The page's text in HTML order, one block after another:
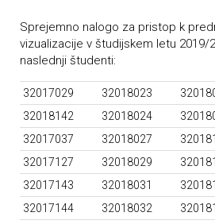
Sprejemno nalogo za pristop k
vizualizacije v študijskem letu 2019/
naslednji študenti:
32017029 32018023
32018142
32018024
32017037
32018027
32017127
32018029
32017143
32018031
32017144
32018032